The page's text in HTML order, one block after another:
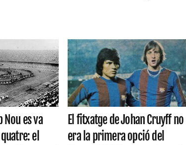
Nou es va
el
El fitxatge de Johan Cruyff no
era la primera opció del